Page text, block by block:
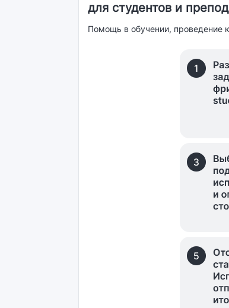
для студентов и
Помощь в обучении, проведение